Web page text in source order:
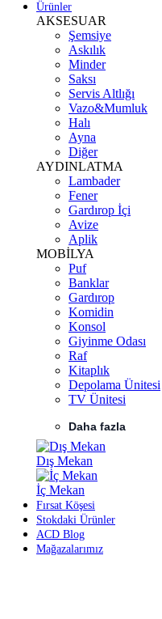
Ürünler
AKSESUAR
Şemsiye
Askılık
Minder
Saksı
Servis Altlığı
Vazo&Mumluk
Halı
Ayna
Diğer
AYDINLATMA
Lambader
Fener
Gardırop İçi
Avize
Aplik
MOBİLYA
Puf
Banklar
Gardırop
Komidin
Konsol
Giyinme Odası
Raf
Kitaplık
Depolama Ünitesi
TV Ünitesi
Daha fazla
Dış Mekan
İç Mekan
Fırsat Köşesi
Stokdaki Ürünler
ACD Blog
Mağazalarımız